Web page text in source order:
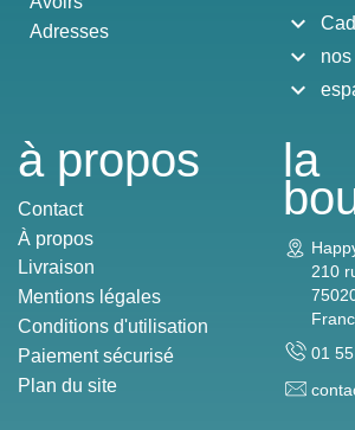
Adresses
expand_more
expand_more
expand_more
à propos
Contact
À propos
Livraison
Mentions légales
Conditions d'utilisation
Paiement sécurisé
Plan du site
la
210
01